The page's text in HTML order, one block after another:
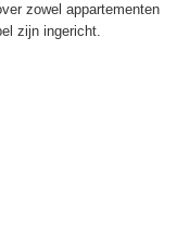
zowel appartementen
zijn ingericht.